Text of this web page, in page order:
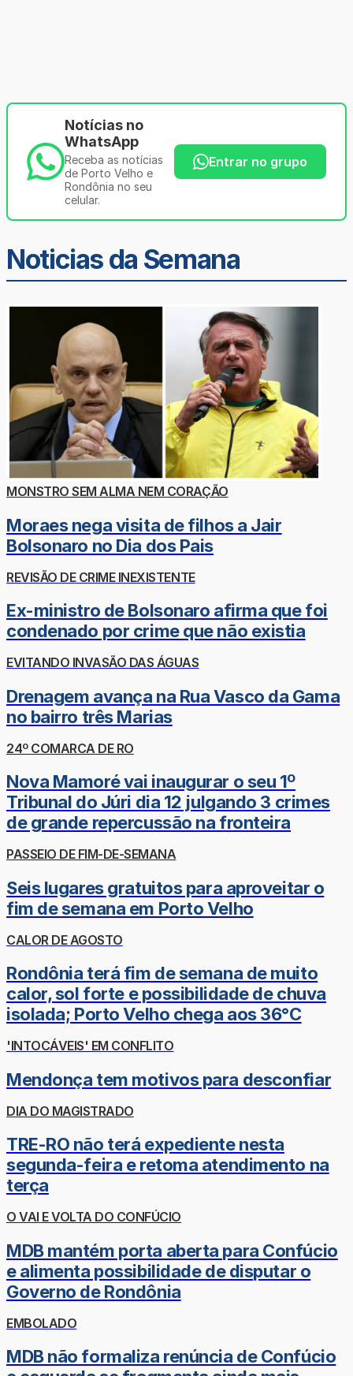
Notícias no
WhatsApp
Receba as notícias
de Porto Velho e
Rondônia no seu
celular.
Entrar no grupo
Noticias da Semana
MONSTRO SEM ALMA NEM CORAÇÃO
Moraes nega visita de filhos a Jair
Bolsonaro no Dia dos Pais
REVISÃO DE CRIME INEXISTENTE
Ex-ministro de Bolsonaro afirma que foi
condenado por crime que não existia
EVITANDO INVASÃO DAS ÁGUAS
Drenagem avança na Rua Vasco da Gama
no bairro três Marias
24º COMARCA DE RO
Nova Mamoré vai inaugurar o seu 1º
Tribunal do Júri dia 12 julgando 3 crimes
de grande repercussão na fronteira
PASSEIO DE FIM-DE-SEMANA
Seis lugares gratuitos para aproveitar o
fim de semana em Porto Velho
CALOR DE AGOSTO
Rondônia terá fim de semana de muito
calor, sol forte e possibilidade de chuva
isolada; Porto Velho chega aos 36°C
'INTOCÁVEIS' EM CONFLITO
Mendonça tem motivos para desconfiar
DIA DO MAGISTRADO
TRE-RO não terá expediente nesta
segunda-feira e retoma atendimento na
terça
O VAI E VOLTA DO CONFÚCIO
MDB mantém porta aberta para Confúcio
e alimenta possibilidade de disputar o
Governo de Rondônia
EMBOLADO
MDB não formaliza renúncia de Confúcio